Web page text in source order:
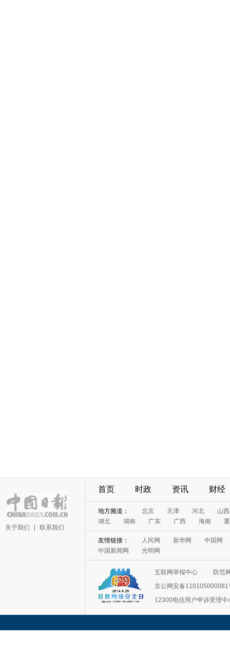
关于我们 联系我们
首页 时政 资讯 财经
地方频道： 北京 天津 河北
山西
湖北
湖南 广东 广西 海南
友情链接： 人民网 新华网
中国网
中国新闻网
光明网
互联网举报中心
防范
京公网安备110105000081
12300电信用户申诉受理中